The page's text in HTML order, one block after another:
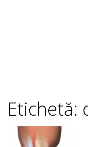
Etichetă: